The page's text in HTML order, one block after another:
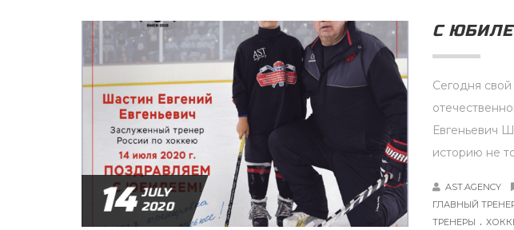
14 JULY
2020
С
Сегодня
Евгеньевич
историю не
AST.AGENCY
ГЛАВНЫЙ
ТРЕНЕРЫ .